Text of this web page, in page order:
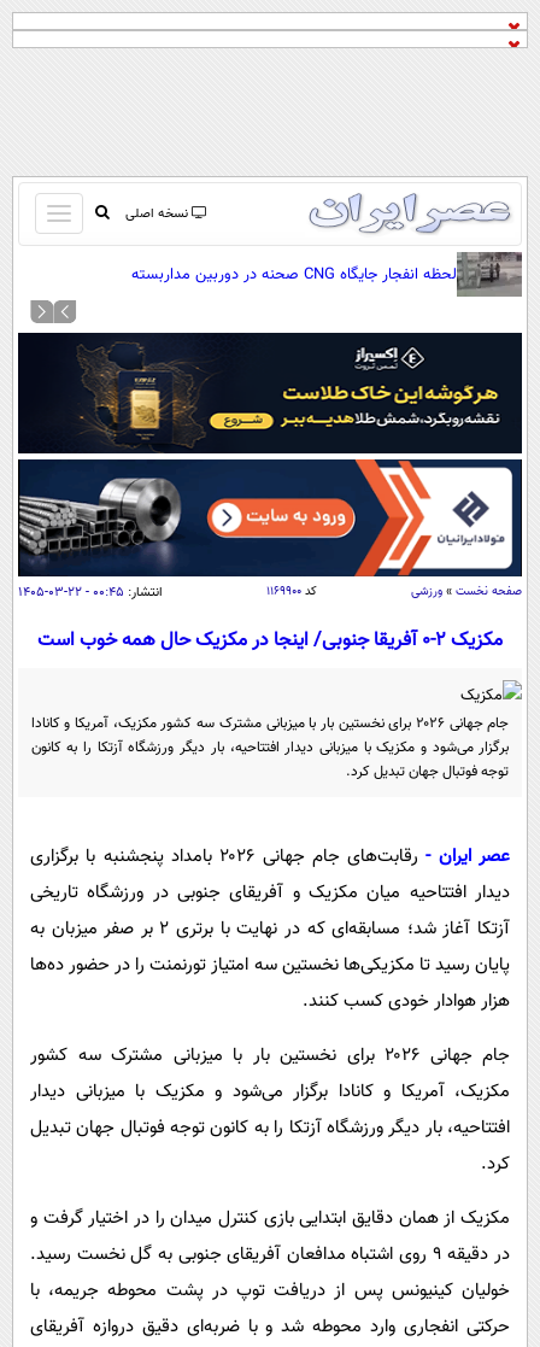
نسخه اصلی
باز
و
کردن
منو
صفحه اول
آرشیو
نظرسنجی
آب و هوا
اوقات شرعی
سواد زندگی
اقتصاد
اقتصادی
جامعه
حوادث
سلامت
محیط زیست
سفر و تفریح
بین الملل
سیاست خارجی
فرهنگ و هنر
علمی
اخبار کریپتو
گوناگون
سرگرمی
باشگاه مغز
مجله تصویری سلاح
فیلم
اقتصاد
سیاست
سرگرمی
فناوری
حوادث
محیط زیست
عصر ایران 2
خواندنی ها و دیدنی ها
داستان کوتاه
پیامک
روانشناسی
دانلود
آموزش زبان
لحظه انفجار جایگاه CNG صحنه در دوربین مداربسته
صفحه نخست » ورزشی کد۱۱۶۹۹۰۰ انتشار: ۰۰:۴۵ - ۲۲-۰۳-۱۴۰۵
مکزیک ۲-۰ آفریقا جنوبی/ اینجا در مکزیک حال همه خوب است
جام جهانی ۲۰۲۶ برای نخستین بار با میزبانی مشترک سه کشور مکزیک، آمریکا و کانادا
برگزار می‌شود و مکزیک با میزبانی دیدار افتتاحیه، بار دیگر ورزشگاه آزتکا را به کانون
توجه فوتبال جهان تبدیل کرد.
عصر ایران -
رقابت‌های جام جهانی ۲۰۲۶ بامداد پنجشنبه با برگزاری
دیدار افتتاحیه میان مکزیک و آفریقای جنوبی در ورزشگاه تاریخی
آزتکا آغاز شد؛ مسابقه‌ای که در نهایت با برتری ۲ بر صفر میزبان به
پایان رسید تا مکزیکی‌ها نخستین سه امتیاز تورنمنت را در حضور ده‌ها
هزار هوادار خودی کسب کنند.
جام جهانی ۲۰۲۶ برای نخستین بار با میزبانی مشترک سه کشور
مکزیک، آمریکا و کانادا برگزار می‌شود و مکزیک با میزبانی دیدار
افتتاحیه، بار دیگر ورزشگاه آزتکا را به کانون توجه فوتبال جهان تبدیل
کرد.
مکزیک از همان دقایق ابتدایی بازی کنترل میدان را در اختیار گرفت و
در دقیقه ۹ روی اشتباه مدافعان آفریقای جنوبی به گل نخست رسید.
خولیان کینیونس پس از دریافت توپ در پشت محوطه جریمه، با
حرکتی انفجاری وارد محوطه شد و با ضربه‌ای دقیق دروازه آفریقای